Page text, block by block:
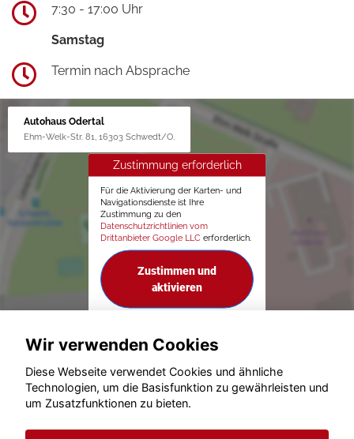
7:30 - 17:00 Uhr
Samstag
Termin nach Absprache
Autohaus Odertal
Ehm-Welk-Str. 81, 16303 Schwedt/O.
Zustimmung erforderlich
Für die Aktivierung der Karten- und
Navigationsdienste ist Ihre
Zustimmung zu den
Datenschutzrichtlinien vom
Drittanbieter Google LLC erforderlich.
Zustimmen und
aktivieren
© konjunkturmotor.de GmbH 2020 - 2026
Wir verwenden Cookies
Diese Webseite verwendet Cookies und ähnliche
Technologien, um die Basisfunktion zu gewährleisten und
um Zusatzfunktionen zu bieten.